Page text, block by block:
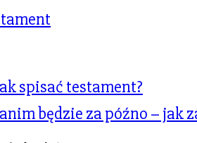
spisać testament?
będzie za późno – jak